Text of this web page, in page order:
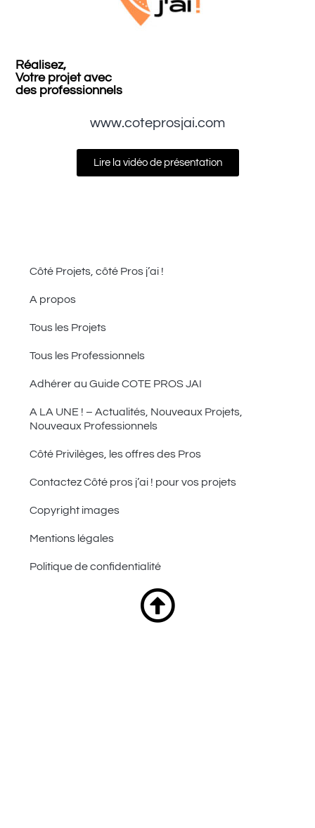
Réalisez,
Votre projet avec
des professionnels
www.coteprosjai.com
Lire la vidéo de présentation
Côté Projets, côté Pros j’ai !
A propos
Tous les Projets
Tous les Professionnels
Adhérer au Guide COTE PROS JAI
A LA UNE ! – Actualités, Nouveaux Projets,
Nouveaux Professionnels
Côté Privilèges, les offres des Pros
Contactez Côté pros j’ai ! pour vos projets
Copyright images
Mentions légales
Politique de confidentialité